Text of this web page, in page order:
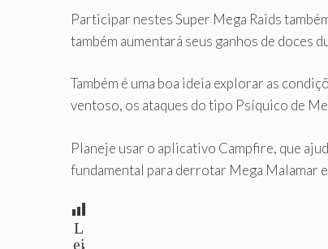
Participar nestes Super Mega Raids
também aumentará seus ganhos de doces
Também é uma boa ideia explorar as
ventoso, os ataques do tipo Psíquico de
Planeje usar o aplicativo Campfire, que
fundamental para derrotar Mega Malamar
L
ei